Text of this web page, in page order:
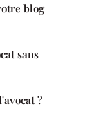
blog
sans
?